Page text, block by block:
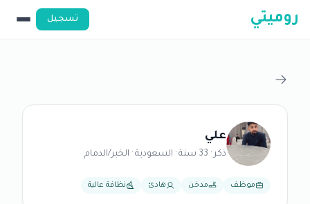
روميتي تسجيل
علي
ذكر · 33 سنة · السعودية · الخبر/الدمام
موظف مدخن هادئ نظافة عالية